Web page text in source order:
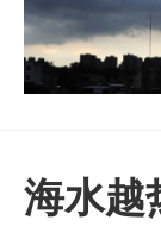
海水越